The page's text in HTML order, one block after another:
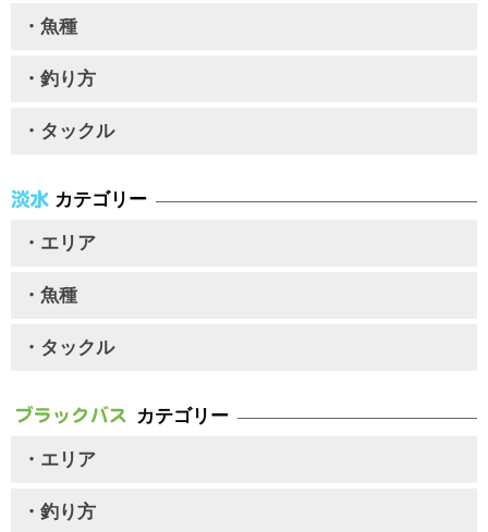
・魚種
・釣り方
・タックル
カテゴリー
・エリア
・魚種
・タックル
カテゴリー
・エリア
・釣り方